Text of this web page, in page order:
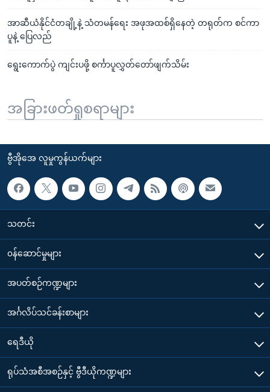
အာဆီယံနိုင်ငံတချို့နဲ့ သံတမန်ရေး အဖုအထစ်ရှိနေတဲ့ တရုတ်က စင်ကာ
ပူနဲ့ ပြေလည်
ရွေးကောက်ပွဲ ကျင်းပဖို့ စင်္ကာပူလွှတ်တော်ဖျက်သိမ်း
အခြားဖတ်ရှုစရာများ
ဗွီအိုအေ လူမှုကွန်ယက်များ
သတင်း
၀န်ဆောင်မှုများ
အပတ်စဉ်ကဏ္ဍများ
အင်္ဂလိပ်သင်ခန်းစာများ
ရေဒီယို
ရုပ်သံအစီအစဉ်နှင့် ဗွီဒီယိုကဏ္ဍများ